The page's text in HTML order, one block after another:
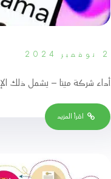
2 نوفمبر 2024
أداء شركة ميتا – يشمل ذلك
اقرأ المزيد